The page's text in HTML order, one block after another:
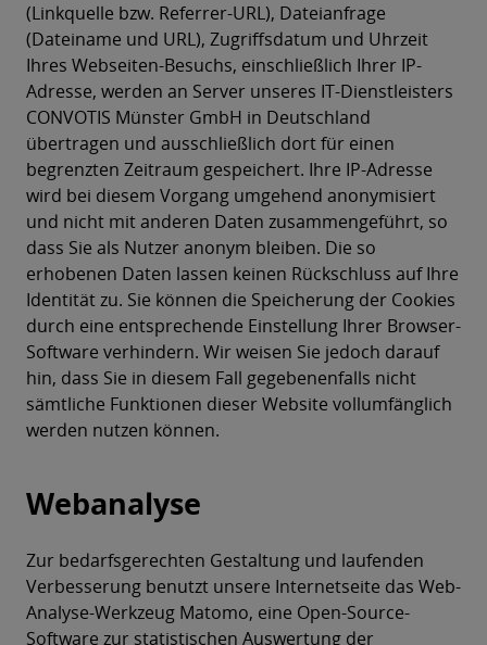
(Linkquelle bzw. Referrer-URL), Dateianfrage
(Dateiname und URL), Zugriffsdatum und Uhrzeit
Ihres Webseiten-Besuchs, einschließlich Ihrer IP-
Adresse, werden an Server unseres IT-Dienstleisters
CONVOTIS Münster GmbH in Deutschland
übertragen und ausschließlich dort für einen
begrenzten Zeitraum gespeichert. Ihre IP-Adresse
wird bei diesem Vorgang umgehend anonymisiert
und nicht mit anderen Daten zusammengeführt, so
dass Sie als Nutzer anonym bleiben. Die so
erhobenen Daten lassen keinen Rückschluss auf Ihre
Identität zu. Sie können die Speicherung der Cookies
durch eine entsprechende Einstellung Ihrer Browser-
Software verhindern. Wir weisen Sie jedoch darauf
hin, dass Sie in diesem Fall gegebenenfalls nicht
sämtliche Funktionen dieser Website vollumfänglich
werden nutzen können.
Webanalyse
Zur bedarfsgerechten Gestaltung und laufenden
Verbesserung benutzt unsere Internetseite das Web-
Analyse-Werkzeug Matomo, eine Open-Source-
Software zur statistischen Auswertung der